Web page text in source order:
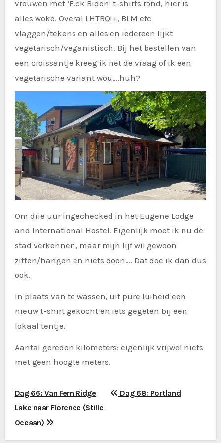
vrouwen met ‘F.ck Biden’ t-shirts rond, hier is
alles woke. Overal LHTBQI+, BLM etc
vlaggen/tekens en alles en iedereen lijkt
vegetarisch/veganistisch. Bij het bestellen van
een croissantje kreeg ik net de vraag of ik een
vegetarische variant wou….huh?
Om drie uur ingechecked in het Eugene Lodge
and International Hostel. Eigenlijk moet ik nu de
stad verkennen, maar mijn lijf wil gewoon
zitten/hangen en niets doen…. Dat doe ik dan dus
ook.
In plaats van te wassen, uit pure luiheid een
nieuw t-shirt gekocht en iets gegeten bij een
lokaal tentje.
Aantal gereden kilometers: eigenlijk vrijwel niets
met geen hoogte meters.
B
e
r
Dag 66: Van Fern Ridge
Lake naar Florence (Stille
Oceaan)
Dag 68: Portland